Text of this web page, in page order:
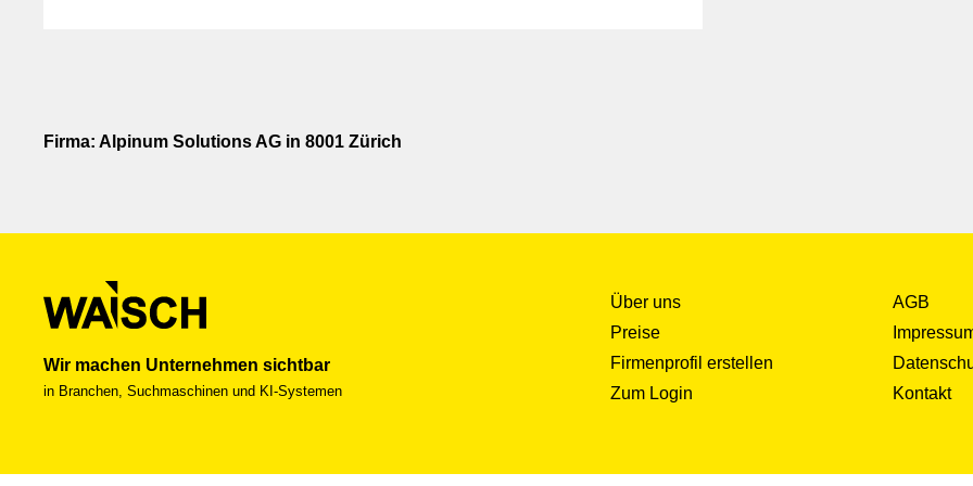
Firma: Alpinum Solutions AG in 8001 Zürich
Wir machen Unternehmen sichtbar
in Branchen, Suchmaschinen und KI-Systemen
Über uns
Preise
Firmenprofil erstellen
Zum Login
AGB
Kontakt